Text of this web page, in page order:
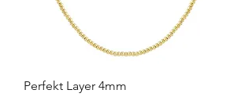
Perfekt Layer 4mm